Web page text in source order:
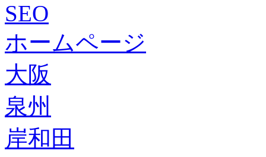
SEO
ホームページ
大阪
泉州
岸和田